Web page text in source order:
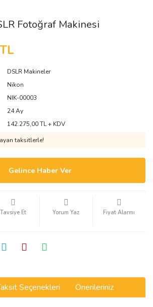
Fotoğraf Makinesi
DSLR Makineler
Nikon
NIK-00003
24 Ay
142.275,00 TL + KDV
taksitlerle!
Gelince Haber Ver
Tavsiye Et Yorum Yaz Fiyat Alarmı
Seçenekleri Önerileriniz